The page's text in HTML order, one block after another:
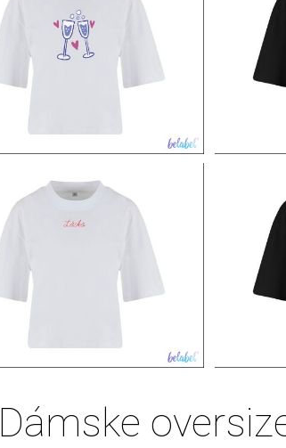
Dámske